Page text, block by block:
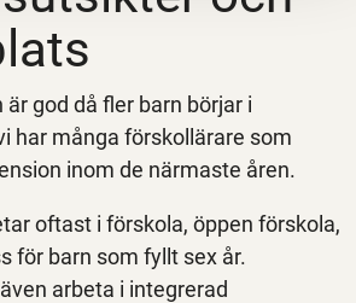
god då fler barn börjar i
har många förskollärare som
inom de närmaste åren.
oftast i förskola, öppen förskola,
för barn som fyllt sex år.
arbeta i integrerad